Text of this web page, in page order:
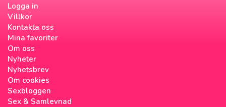
Logga in
Villkor
Kontakta oss
Mina favoriter
Om oss
Nyheter
Nyhetsbrev
Om cookies
Sexbloggen
Sex & Samlevnad